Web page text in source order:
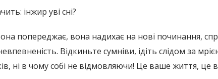
інжир уві сні?
попереджає, вона надихає на нові починання,
Відкиньте сумніви, ідіть слідом за
ні в чому собі не відмовляючи! Це ваше життя,